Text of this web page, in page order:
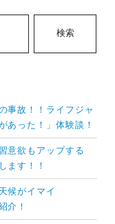
検索
事故！！ライフジャ
あった！」体験談！
意欲もアップする
ます！！
候がイマイ
介！